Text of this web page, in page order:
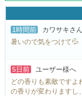
1時間前 カワサキさん
暑いので気をつけて💦
5日前 ユーザー様へ
どの香りも素敵ですよ
の香りが変わりますし